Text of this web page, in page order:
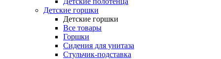
Детские горшки
Детские горшки
Все товары
Горшки
Сидения для унитаза
Стульчик-подставка